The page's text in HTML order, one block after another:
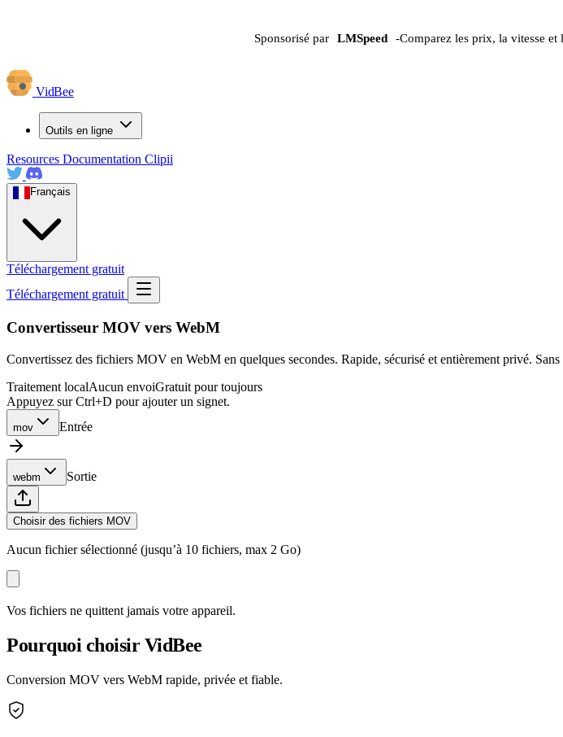
Sponsorisé par LMSpeed -Comparez les prix, la vitesse
VidBee
Outils en ligne
Resources Documentation Clipii
Français
Téléchargement gratuit
Téléchargement gratuit
Convertisseur MOV vers WebM
Convertissez des fichiers MOV en WebM en quelques secondes. Rapide, sécurisé et entièrement privé.
Traitement localAucun envoiGratuit pour toujours
Appuyez sur Ctrl+D pour ajouter un signet.
mov Entrée
webm Sortie
Choisir des fichiers MOV
Aucun fichier sélectionné (jusqu’à 10 fichiers, max 2 Go)
Vos fichiers ne quittent jamais votre appareil.
Pourquoi choisir VidBee
Conversion MOV vers WebM rapide, privée et fiable.